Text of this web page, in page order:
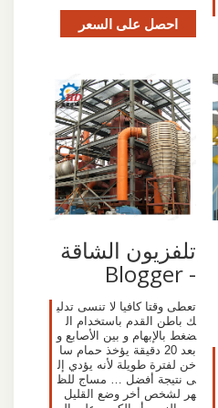
احصل على السعر
تلفزيون الشاقة
- Blogger
تعطى وقتا كافيا لا تنسى تدلي
ك باطن القدم باستخدام ال
ضغط بالإبهام و بين الأصابع و
بعد 20 دقيقة يؤخذ حمام سا
خن لفترة طويلة لأنه يؤدي إل
ى نتيجة أفضل … مساج للظ
هر لشخص أخر وضع القليل